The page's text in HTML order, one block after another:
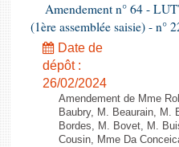
Comptes rendus des débats
Amendement n° 64 -
(1ère assemblée saisie) - n°
Date de
dépôt :
26/02/2024
Amendement de Mme
Baubry, M. Beaurain,
Bordes, M. Bovet, M.
Cousin, Mme Da